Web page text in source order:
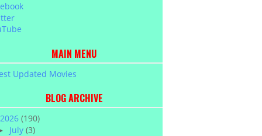
MAIN MENU
Updated Movies
BLOG ARCHIVE
2026 (190)
July(3)